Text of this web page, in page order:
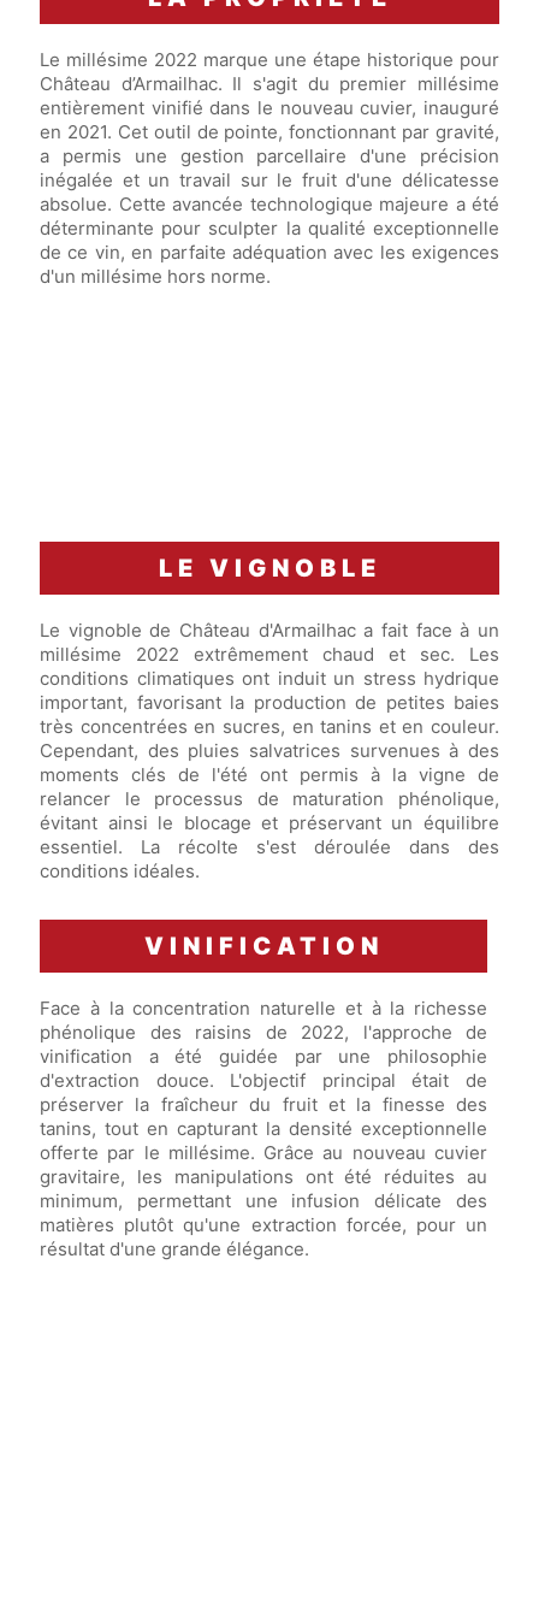
Le millésime 2022 marque une étape historique pour
Château d’Armailhac. Il s'agit du premier millésime
entièrement vinifié dans le nouveau cuvier, inauguré
en 2021. Cet outil de pointe, fonctionnant par gravité,
a permis une gestion parcellaire d'une précision
inégalée et un travail sur le fruit d'une délicatesse
absolue. Cette avancée technologique majeure a été
déterminante pour sculpter la qualité exceptionnelle
de ce vin, en parfaite adéquation avec les exigences
d'un millésime hors norme.
LE VIGNOBLE
Le vignoble de Château d'Armailhac a fait face à un
millésime 2022 extrêmement chaud et sec. Les
conditions climatiques ont induit un stress hydrique
important, favorisant la production de petites baies
très concentrées en sucres, en tanins et en couleur.
Cependant, des pluies salvatrices survenues à des
moments clés de l'été ont permis à la vigne de
relancer le processus de maturation phénolique,
évitant ainsi le blocage et préservant un équilibre
essentiel. La récolte s'est déroulée dans des
conditions idéales.
VINIFICATION
Face à la concentration naturelle et à la richesse
phénolique des raisins de 2022, l'approche de
vinification a été guidée par une philosophie
d'extraction douce. L'objectif principal était de
préserver la fraîcheur du fruit et la finesse des
tanins, tout en capturant la densité exceptionnelle
offerte par le millésime. Grâce au nouveau cuvier
gravitaire, les manipulations ont été réduites au
minimum, permettant une infusion délicate des
matières plutôt qu'une extraction forcée, pour un
résultat d'une grande élégance.